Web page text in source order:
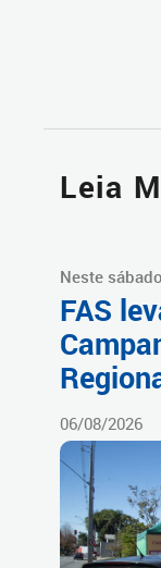
Leia
Neste sábado
FAS
06/08/2026